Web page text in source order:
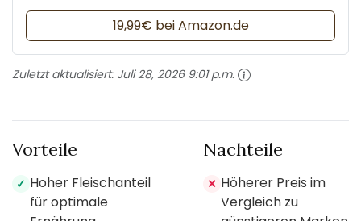
19,99€ bei Amazon.de
Zuletzt aktualisiert: Juli 28, 2026 9:01 p.m.
Vorteile
✓ Hoher Fleischanteil
für optimale
Nachteile
✕ Höherer Preis im
Vergleich zu